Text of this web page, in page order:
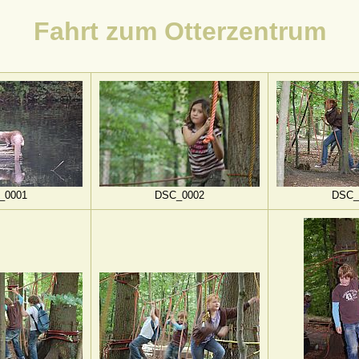
Fahrt zum Otterzentrum
DSC_0002